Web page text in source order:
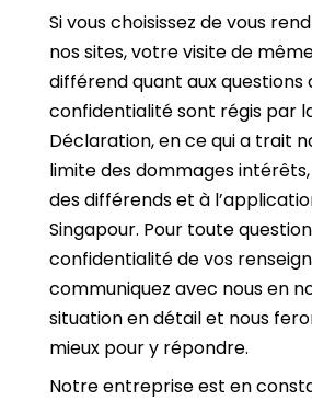
Si vous choisissez de vous
nos sites, votre visite de
différend quant aux questions
confidentialité sont régis par
Déclaration, en ce qui a trait
limite des dommages
des différends et à
Singapour. Pour toute
confidentialité de vos
communiquez avec nous en
situation en détail et nous
mieux pour y répondre.
Notre entreprise est en